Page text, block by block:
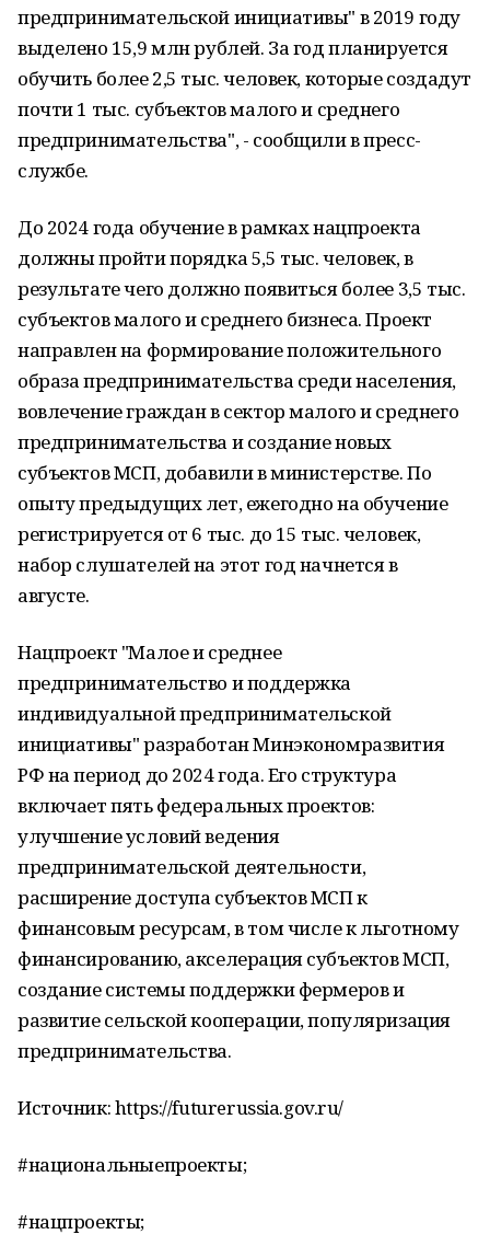
предпринимательской инициативы" в 2019 году
выделено 15,9 млн рублей. За год планируется
обучить более 2,5 тыс. человек, которые создадут
почти 1 тыс. субъектов малого и среднего
предпринимательства", - сообщили в пресс-
службе.
До 2024 года обучение в рамках нацпроекта
должны пройти порядка 5,5 тыс. человек, в
результате чего должно появиться более 3,5 тыс.
субъектов малого и среднего бизнеса. Проект
направлен на формирование положительного
образа предпринимательства среди населения,
вовлечение граждан в сектор малого и среднего
предпринимательства и создание новых
субъектов МСП, добавили в министерстве. По
опыту предыдущих лет, ежегодно на обучение
регистрируется от 6 тыс. до 15 тыс. человек,
набор слушателей на этот год начнется в
августе.
Нацпроект "Малое и среднее
предпринимательство и поддержка
индивидуальной предпринимательской
инициативы" разработан Минэкономразвития
РФ на период до 2024 года. Его структура
включает пять федеральных проектов:
улучшение условий ведения
предпринимательской деятельности,
расширение доступа субъектов МСП к
финансовым ресурсам, в том числе к льготному
финансированию, акселерация субъектов МСП,
создание системы поддержки фермеров и
развитие сельской кооперации, популяризация
предпринимательства.
Источник: https://futurerussia.gov.ru/
#национальныепроекты;
#нацпроекты;